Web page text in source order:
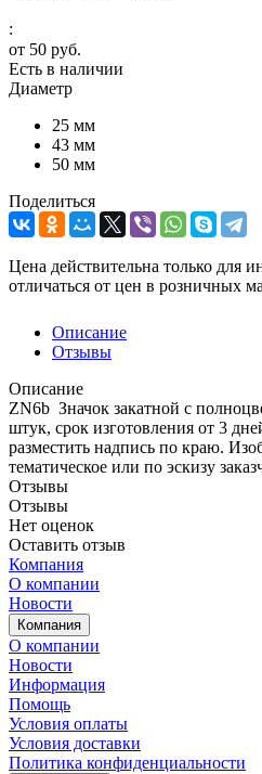
:
от 50 руб.
Есть в наличии
Диаметр
25 мм
43 мм
50 мм
Поделиться
Цена действительна только для
отличаться от цен в розничных
Описание
Отзывы
Описание
ZN6b Значок закатной с
штук, срок изготовления от 3
разместить надпись по краю.
тематическое или по эскизу
Отзывы
Отзывы
Нет оценок
Оставить отзыв
Компания
О компании
Новости
Компания
О компании
Новости
Информация
Помощь
Условия оплаты
Условия доставки
Политика конфиденциальности